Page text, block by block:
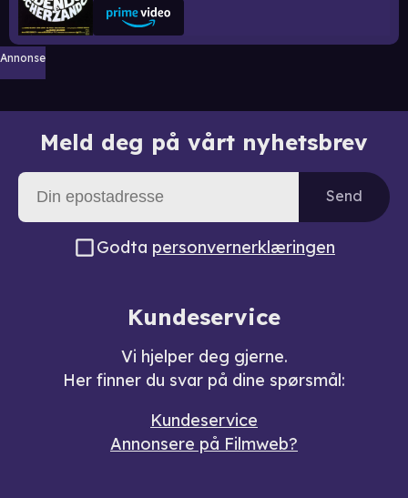
Annonse
Meld deg på vårt nyhetsbrev
Send
Godta personvernerklæringen
Kundeservice
Vi hjelper deg gjerne.
Her finner du svar på dine spørsmål:
Kundeservice
Annonsere på Filmweb?